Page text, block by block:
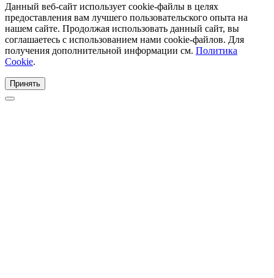
Данный веб-сайт использует cookie-файлы в целях
предоставления вам лучшего пользовательского опыта на
нашем сайте. Продолжая использовать данный сайт, вы
соглашаетесь с использованием нами cookie-файлов. Для
получения дополнительной информации см. Политика
Cookie.
Принять